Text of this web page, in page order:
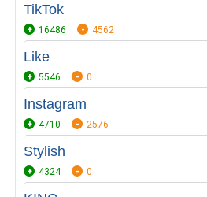
TikTok
16486 4562
Like
5546 0
Instagram
4710 2576
Stylish
4324 0